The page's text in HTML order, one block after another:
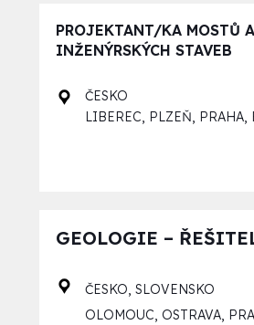
PROJEKTANT/KA MOSTŮ A
INŽENÝRSKÝCH STAVEB
ČESKO
LIBEREC, PLZEŇ, PRAHA,
GEOLOGIE –
ČESKO,SLOVENSKO
OLOMOUC,OSTRAVA,